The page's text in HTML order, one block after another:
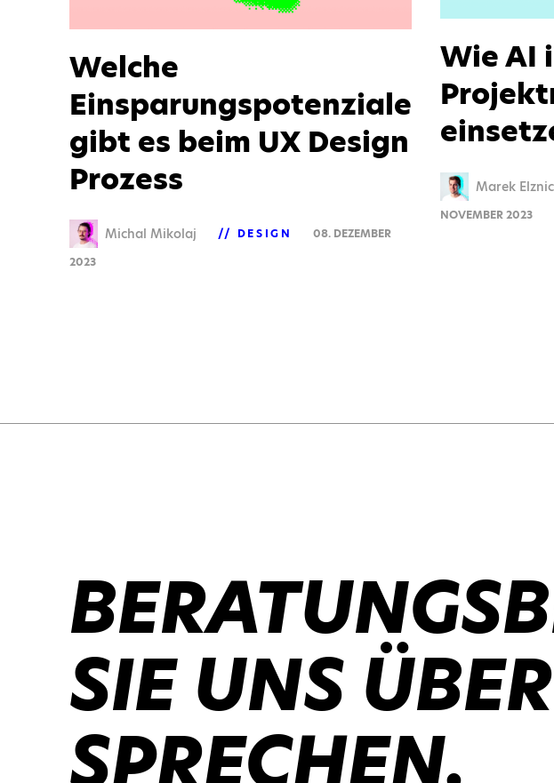
Welche
Einsparungspotenziale
gibt es beim UX Design
Prozess
Michal Mikolaj DESIGN
08. DEZEMBER
2023
Wie AI
Marek Elznic
NOVEMBER 2023
SIE UNS
SPRECHEN.